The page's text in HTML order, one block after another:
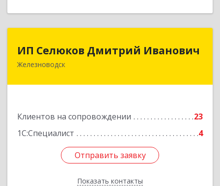
ИП Селюков Дмитрий Иванович
Железноводск
Клиентов на сопровождении
23
1С:Специалист
4
Отправить заявку
Показать контакты
ИП Селюков Дмитрий Иванович
357400, Ставропольский край, Железноводск г,
Отправить заявку
Назад